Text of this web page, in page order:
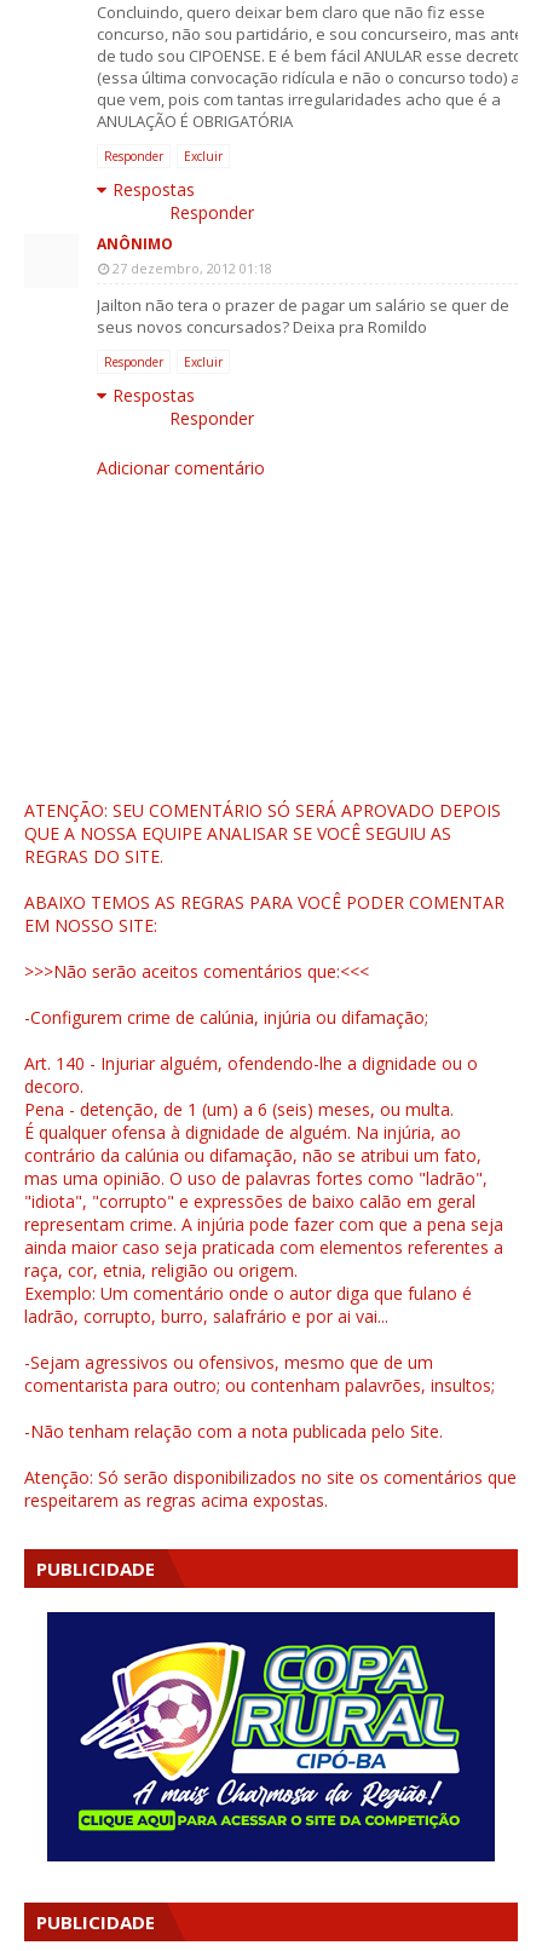
Concluindo, quero deixar bem claro que não fiz esse
concurso, não sou partidário, e sou concurseiro, mas antes
de tudo sou CIPOENSE. E é bem fácil ANULAR esse decreto
(essa última convocação ridícula e não o concurso todo) ano
que vem, pois com tantas irregularidades acho que é a
ANULAÇÃO É OBRIGATÓRIA
Responder Excluir
Respostas
Responder
ANÔNIMO
27 dezembro, 2012 01:18
Jailton não tera o prazer de pagar um salário se quer de
seus novos concursados? Deixa pra Romildo
Responder Excluir
Respostas
Responder
Adicionar comentário
ATENÇÃO: SEU COMENTÁRIO SÓ SERÁ APROVADO DEPOIS
QUE A NOSSA EQUIPE ANALISAR SE VOCÊ SEGUIU AS
REGRAS DO SITE.
ABAIXO TEMOS AS REGRAS PARA VOCÊ PODER COMENTAR
EM NOSSO SITE:
>>>Não serão aceitos comentários que:<<<
-Configurem crime de calúnia, injúria ou difamação;
Art. 140 - Injuriar alguém, ofendendo-lhe a dignidade ou o
decoro.
Pena - detenção, de 1 (um) a 6 (seis) meses, ou multa.
É qualquer ofensa à dignidade de alguém. Na injúria, ao
contrário da calúnia ou difamação, não se atribui um fato,
mas uma opinião. O uso de palavras fortes como "ladrão",
"idiota", "corrupto" e expressões de baixo calão em geral
representam crime. A injúria pode fazer com que a pena seja
ainda maior caso seja praticada com elementos referentes a
raça, cor, etnia, religião ou origem.
Exemplo: Um comentário onde o autor diga que fulano é
ladrão, corrupto, burro, salafrário e por ai vai...
-Sejam agressivos ou ofensivos, mesmo que de um
comentarista para outro; ou contenham palavrões, insultos;
-Não tenham relação com a nota publicada pelo Site.
Atenção: Só serão disponibilizados no site os comentários que
respeitarem as regras acima expostas.
PUBLICIDADE
PUBLICIDADE